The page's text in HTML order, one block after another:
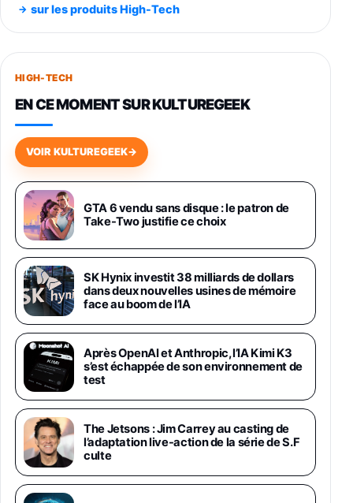
891,99€1199€Fnac (Vendeur Tiers)
Smartphone SAMSUNG Galaxy S26+ Violet
749,99€
648,63€834,71€
Samsung Galaxy Miracle Ultra, Smartphone
Android 5G avec Galaxy AI, 512 Go,
Chargeur Secteur Rapide 25W Inclus,
Smartphone déverrouillé, Noir, Version FR
1019€
Galaxy S26 Ultra 512 Go Bleu
1019€1399€Fnac (Vendeur Tiers)
Galaxy S26 Ultra 256 Go Violet
892€1199€Fnac (Vendeur Tiers)
Philips SHK2000BL - Casque Enfant - Bleu &
Répartiteur Audio 5 Casques, Blanc
24,94€29,96€Fnac (Vendeur Tiers)
Asus RT-AC59U Routeur sans Fil Double
Bande Gigabit (Serveur et Client VPN, Triple
Vlan, Mode Point d'accès et Bridge, contrôle
sur les produits High-Tech
HIGH-TECH
EN CE MOMENT SUR KULTUREGEEK
VOIR KULTUREGEEK→
GTA 6 vendu sans disque : le patron de
Take-Two justifie ce choix
SK Hynix investit 38 milliards de dollars
dans deux nouvelles usines de mémoire
face au boom de l’IA
Après OpenAI et Anthropic, l’IA Kimi K3
s’est échappée de son environnement de
test
The Jetsons : Jim Carrey au casting de
l’adaptation live-action de la série de S.F
culte